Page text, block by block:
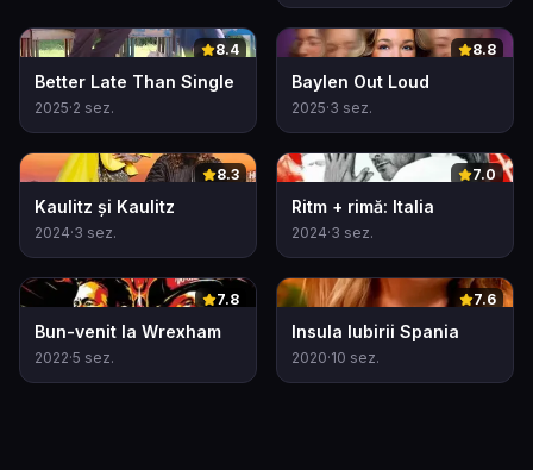
0 8.4
Better Late Than Single
2025·2 sez.
0 8.8
Baylen Out Loud
2025·3 sez.
0 8.3
Kaulitz și Kaulitz
2024·3 sez.
0 7.0
Ritm + rimă: Italia
2024·3 sez.
0 7.8
Bun-venit la Wrexham
2022·5 sez.
0 7.6
Insula Iubirii Spania
2020·10 sez.